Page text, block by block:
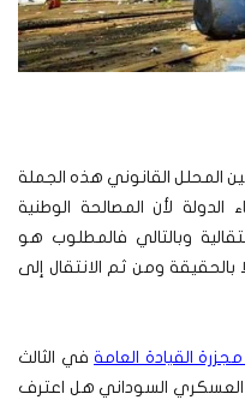
المحلل القانوني هذه الجملة
الدولة لأن المصالحة الوطنية
وبالتالي فالمطلوب هو
بالحقيقة ومن ثم الانتقال إلى
مجزرة القيادة العامة في الثالث
المجلس العسكري السوداني هل اعترف